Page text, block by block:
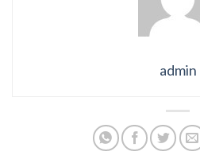
admin